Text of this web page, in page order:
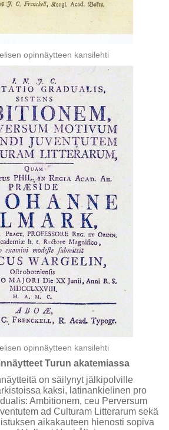
opinnäytteen kansilehti
opinnäytteen kansilehti
Turun akatemiassa
on säilynyt jälkipolville
kaksi, latinankielinen pro
Ambitionem, ceu Perversum
ad Culturam Litterarum sekä
aikakauteen hienosti sopiva